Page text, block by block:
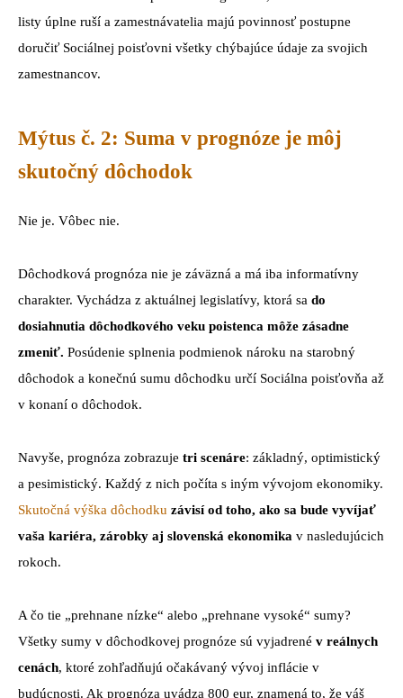
listy úplne ruší a zamestnávatelia majú povinnosť postupne
doručiť Sociálnej poisťovni všetky chýbajúce údaje za svojich
zamestnancov.
Mýtus č. 2: Suma v prognóze je môj
skutočný dôchodok
Nie je. Vôbec nie.
Dôchodková prognóza nie je záväzná a má iba informatívny
charakter. Vychádza z aktuálnej legislatívy, ktorá sa do
dosiahnutia dôchodkového veku poistenca môže zásadne
zmeniť. Posúdenie splnenia podmienok nároku na starobný
dôchodok a konečnú sumu dôchodku určí Sociálna poisťovňa až
v konaní o dôchodok.
Navyše, prognóza zobrazuje tri scenáre: základný, optimistický
a pesimistický. Každý z nich počíta s iným vývojom ekonomiky.
Skutočná výška dôchodku závisí od toho, ako sa bude vyvíjať
vaša kariéra, zárobky aj slovenská ekonomika v nasledujúcich
rokoch.
A čo tie „prehnane nízke“ alebo „prehnane vysoké“ sumy?
Všetky sumy v dôchodkovej prognóze sú vyjadrené v reálnych
cenách, ktoré zohľadňujú očakávaný vývoj inflácie v
budúcnosti. Ak prognóza uvádza 800 eur, znamená to, že váš